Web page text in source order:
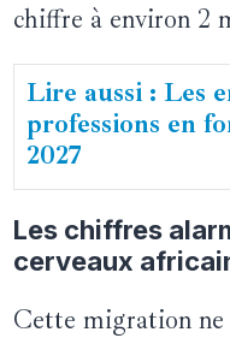
chiffre à environ 2
Lire aussi : Les
professions en
2027
Les chiffres
cerveaux
Cette migration ne